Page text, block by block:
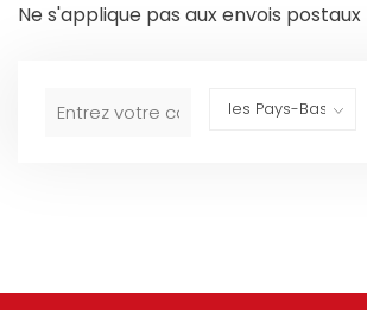
Ne s'applique pas aux envois postaux